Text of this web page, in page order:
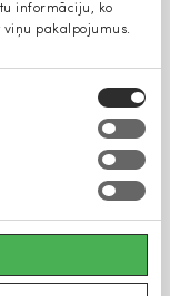
informāciju, ko
pakalpojumus.